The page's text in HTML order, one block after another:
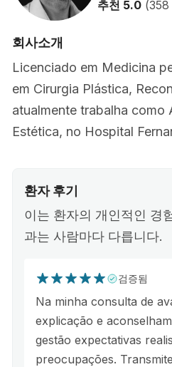
추천 5.0 (358
회사소개
Licenciado em Medicina
em Cirurgia Plástica,
atualmente trabalha como
Estética, no Hospital
환자 후기
이는 환자의 개인적인 경
과는 사람마다 다릅니다.
검증됨
Na minha consulta de
explicação e
gestão expectativas
preocupações.